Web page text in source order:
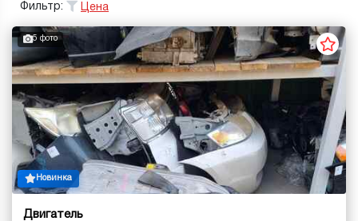
Фильтр:
Цена
5 фото
Новинка
Двигатель